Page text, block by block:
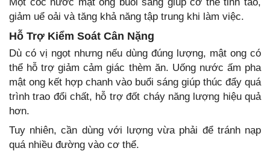
giảm uể oải và tăng khả năng tập trung khi làm việc.
Hỗ Trợ Kiểm Soát Cân Nặng
Dù có vị ngọt nhưng nếu dùng đúng lượng, mật ong có
thể hỗ trợ giảm cảm giác thèm ăn. Uống nước ấm pha
mật ong kết hợp chanh vào buổi sáng giúp thúc đẩy quá
trình trao đổi chất, hỗ trợ đốt cháy năng lượng hiệu quả
hơn.
Tuy nhiên, cần dùng với lượng vừa phải để tránh nạp
quá nhiều đường vào cơ thể.